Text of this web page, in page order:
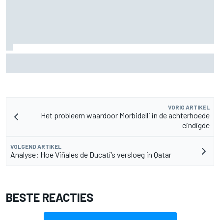
VORIG ARTIKEL
Het probleem waardoor Morbidelli in de achterhoede
eindigde
VOLGEND ARTIKEL
Analyse: Hoe Viñales de Ducati’s versloeg in Qatar
BESTE REACTIES